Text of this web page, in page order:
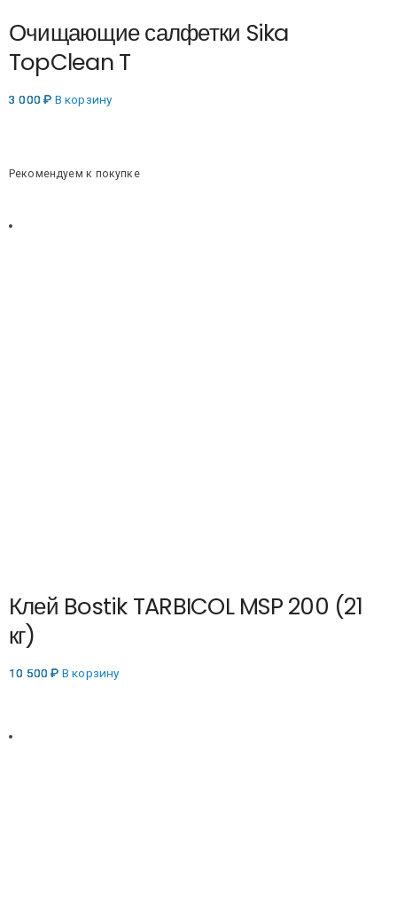
Очищающие салфетки Sika
TopClean T
3 000₽ В корзину
Рекомендуем к покупке
Клей Bostik TARBICOL MSP 200 (21
кг)
10 500₽ В корзину